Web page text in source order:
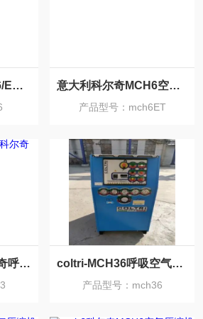
意大利科尔奇MCH6/EM空气填充泵 意大利科尔奇MCH6空气压缩机代理商
产品型号：mch6ET
MCH13意大利科尔奇呼吸器空气压缩机 coltri-MCH36呼吸空气科尔奇压缩机
产品型号：mch36